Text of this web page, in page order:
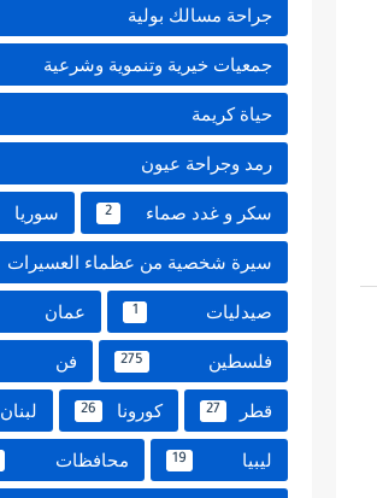
جراحة مسالك بولية
جمعيات خيرية وتنموية وشرعية
حياة كريمة
رمد وجراحة عيون
سكر و غدد صماء 2 سوريا
سيرة شخصية من عظماء العسيرات
صيدليات 1 عمان
فلسطين 275 فن
قطر 27 كورونا 26 لبنان
ليبيا 19 محافظات